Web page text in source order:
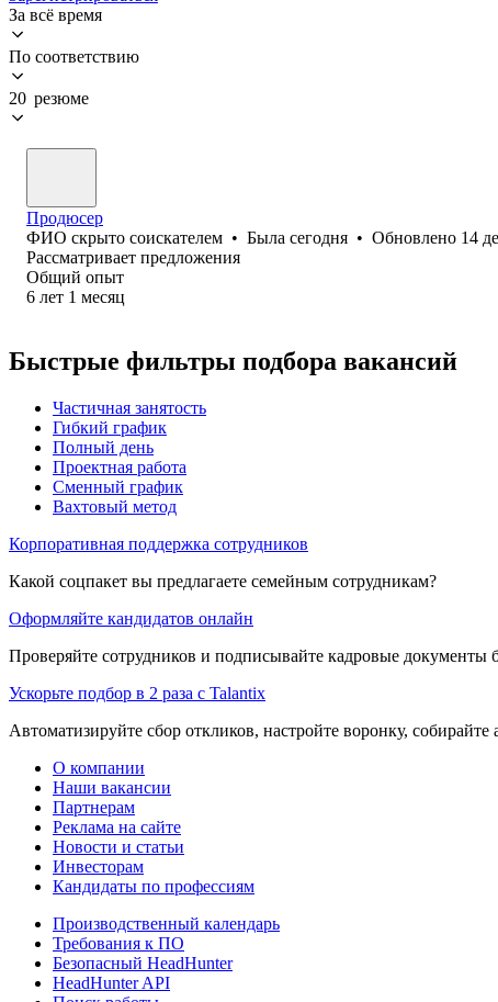
За всё время
По соответствию
20 резюме
Продюсер
ФИО скрыто соискателем • Была сегодня • Обновлено 14
Рассматривает предложения
Общий опыт
6 лет 1 месяц
Быстрые фильтры подбора вакансий
Частичная занятость
Гибкий график
Полный день
Проектная работа
Сменный график
Вахтовый метод
Корпоративная поддержка сотрудников
Какой соцпакет вы предлагаете семейным сотрудникам?
Оформляйте кандидатов онлайн
Проверяйте сотрудников и подписывайте кадровые документы
Ускорьте подбор в 2 раза с Talantix
Автоматизируйте сбор откликов, настройте воронку, собирайте
О компании
Наши вакансии
Партнерам
Реклама на сайте
Новости и статьи
Инвесторам
Кандидаты по профессиям
Производственный календарь
Требования к ПО
Безопасный HeadHunter
HeadHunter API